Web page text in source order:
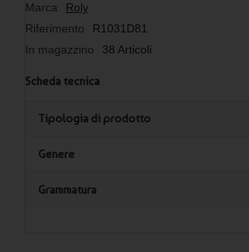
Marca
Roly
Riferimento
R1031D81
In magazzino
38 Articoli
Scheda tecnica
Tipologia di prodotto
Genere
Grammatura